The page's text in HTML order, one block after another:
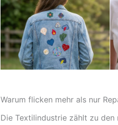
Warum flicken mehr als nur
Die Textilindustrie zählt zu den